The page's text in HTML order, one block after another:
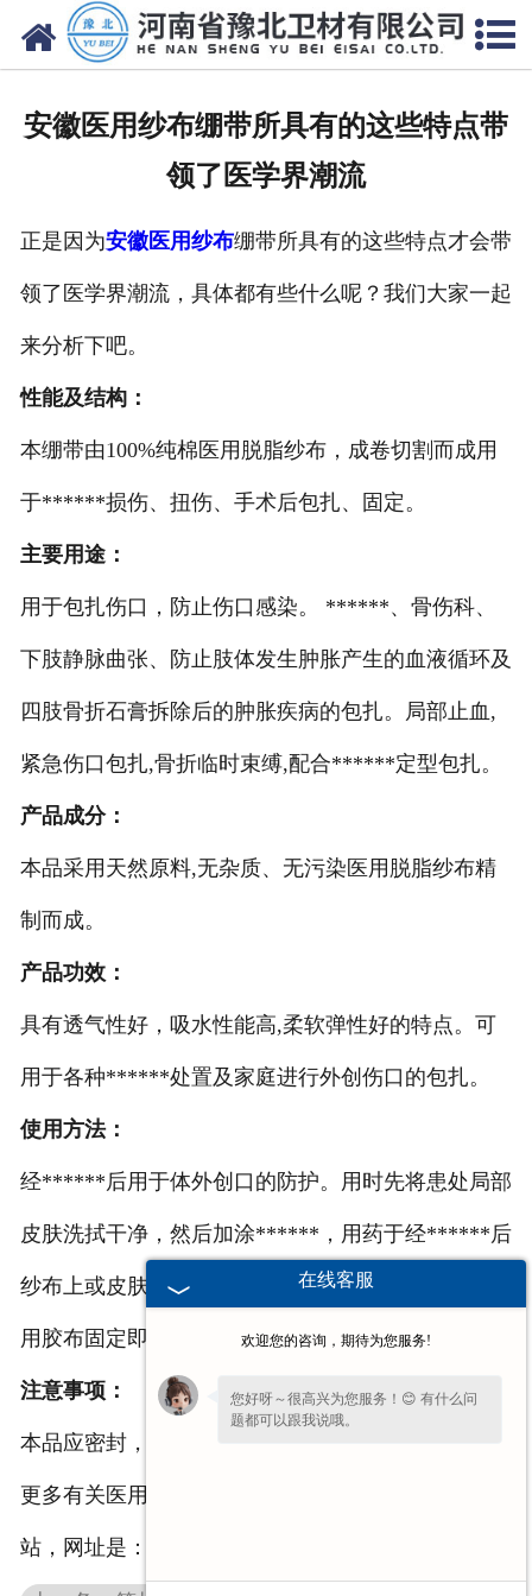
网站首页
联系我们
安徽医用纱布绷带所具有的这些特点带
领了医学界潮流
正是因为安徽医用纱布绷带所具有的这些特点才会带
领了医学界潮流，具体都有些什么呢？我们大家一起
来分析下吧。
性能及结构：
本绷带由100%纯棉医用脱脂纱布，成卷切割而成用
于******损伤、扭伤、手术后包扎、固定。
主要用途：
用于包扎伤口，防止伤口感染。 ******、骨伤科、
下肢静脉曲张、防止肢体发生肿胀产生的血液循环及
四肢骨折石膏拆除后的肿胀疾病的包扎。局部止血,
紧急伤口包扎,骨折临时束缚,配合******定型包扎。
产品成分：
本品采用天然原料,无杂质、无污染医用脱脂纱布精
制而成。
产品功效：
具有透气性好，吸水性能高,柔软弹性好的特点。可
用于各种******处置及家庭进行外创伤口的包扎。
使用方法：
经******后用于体外创口的防护。用时先将患处局部
皮肤洗拭干净，然后加涂******，用药于经******后
纱布上或皮肤上，将经******后纱布敷于创口，用医
用胶布固定即可。
注意事项：
本品应密封，避光，在干燥洁净处保存。
更多有关医用
站，网址是：
在线客服
欢迎您的咨询，期待为您服务!
您好呀～很高兴为您服务！😊 有什么问
题都可以跟我说哦。